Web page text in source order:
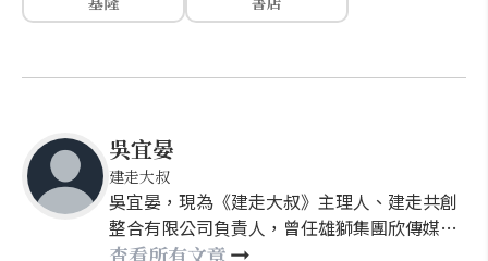
吳宜晏
建走大叔
吳宜晏，現為《建走大叔》主理人、建走共創
整合有限公司負責人，曾任雄獅集團欣傳媒社
群發展部經理&建築社群副總監&欣建築主編
查看所有文章